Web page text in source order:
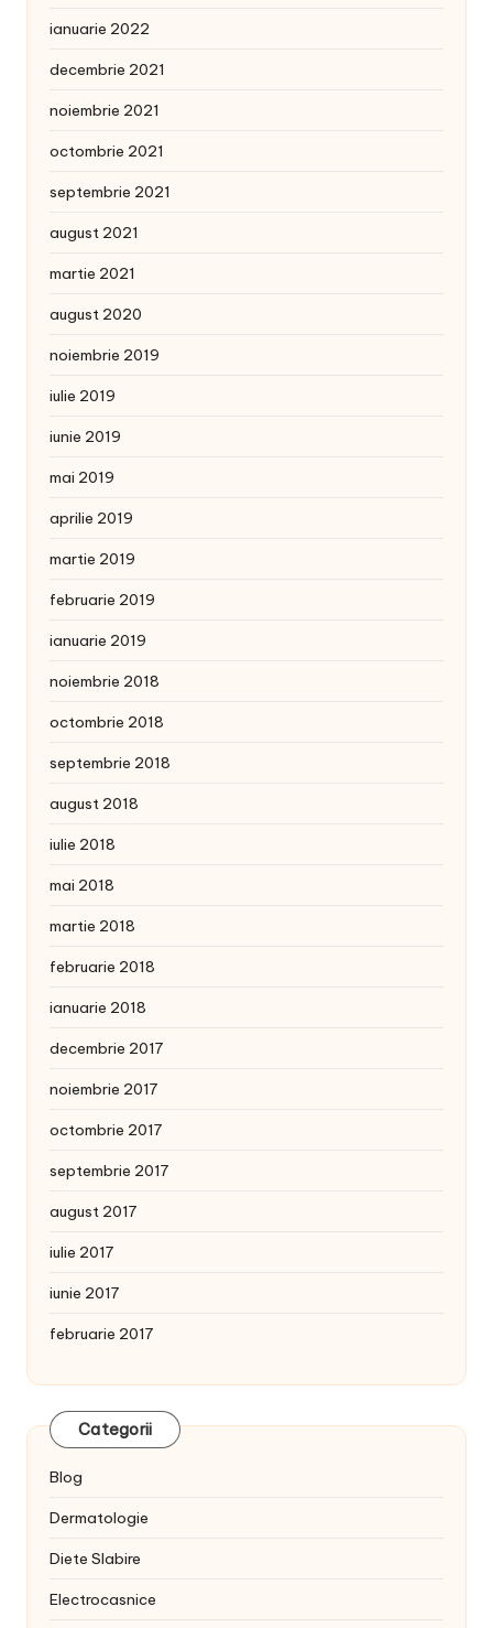
ianuarie 2022
decembrie 2021
noiembrie 2021
octombrie 2021
septembrie 2021
august 2021
martie 2021
august 2020
noiembrie 2019
iulie 2019
iunie 2019
mai 2019
aprilie 2019
martie 2019
februarie 2019
ianuarie 2019
noiembrie 2018
octombrie 2018
septembrie 2018
august 2018
iulie 2018
mai 2018
martie 2018
februarie 2018
ianuarie 2018
decembrie 2017
noiembrie 2017
octombrie 2017
septembrie 2017
august 2017
iulie 2017
iunie 2017
februarie 2017
Categorii
Blog
Dermatologie
Diete Slabire
Electrocasnice